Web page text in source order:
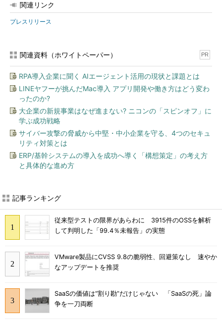
関連リンク
プレスリリース
関連資料（ホワイトペーパー） PR
RPA導入企業に聞く AIエージェント活用の現状と課題とは
LINEヤフーが挑んだMac導入 アプリ開発や働き方はどう変わ
ったのか?
大企業の新規事業はなぜ進まない? ニコンの「スピンオフ」に
学ぶ成功戦略
サイバー攻撃の脅威から中堅・中小企業を守る、4つのセキュ
リティ対策とは
ERP/基幹システムの導入を成功へ導く「構想策定」の考え方
と具体的な進め方
記事ランキング
従来型テストの限界があらわに 3915件のOSSを解析
して判明した「99.4％未報告」の実態
VMware製品にCVSS 9.8の脆弱性、回避策なし 速やか
なアップデートを推奨
SaaSの価値は“割り勘”だけじゃない 「SaaSの死」論
争を一刀両断